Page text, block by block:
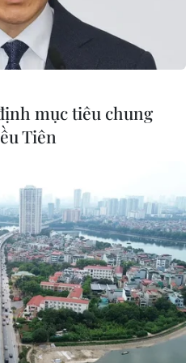
Nhật
hoạt động
và NATO
mục tiêu chung
Tiên